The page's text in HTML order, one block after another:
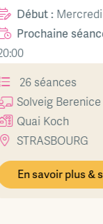
à 20:00
2026 à